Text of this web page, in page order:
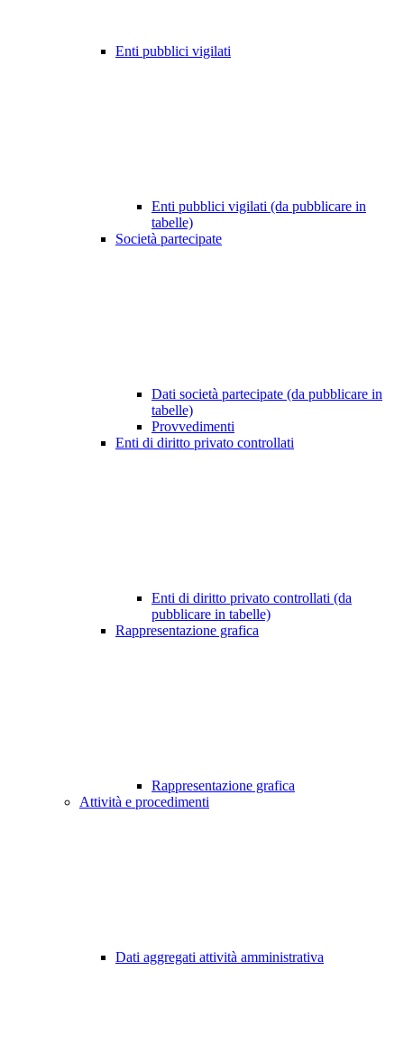
Enti pubblici vigilati
Enti pubblici vigilati (da pubblicare in
tabelle)
Società partecipate
Dati società partecipate (da pubblicare in
tabelle)
Provvedimenti
Enti di diritto privato controllati
Enti di diritto privato controllati (da
pubblicare in tabelle)
Rappresentazione grafica
Rappresentazione grafica
Attività e procedimenti
Dati aggregati attività amministrativa